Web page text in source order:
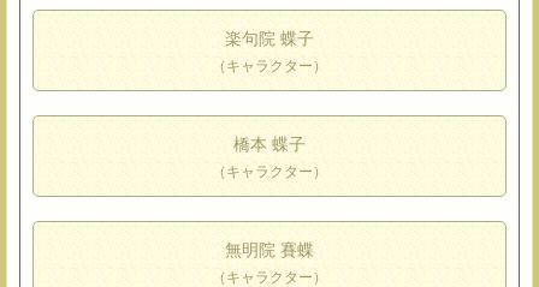
楽句院 蝶子
（キャラクター）
橋本 蝶子
（キャラクター）
無明院 賽蝶
（キャラクター）